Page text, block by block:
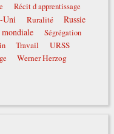
Récit d apprentissage
Uni Ruralité Russie
mondiale
Ségrégation
Travail URSS
Werner Herzog